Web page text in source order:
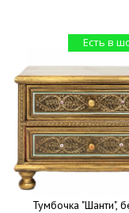
Есть в
Тумбочка "Шанти",